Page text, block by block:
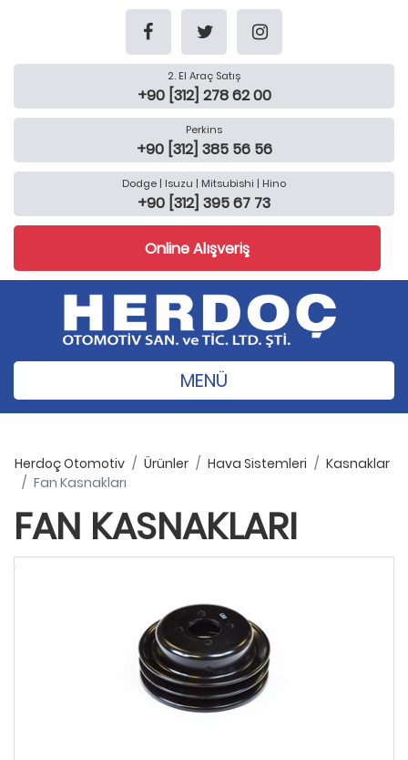
2. El Araç Satış
+90 [312] 278 62 00
Perkins
+90 [312] 385 56 56
Dodge | Isuzu | Mitsubishi | Hino
+90 [312] 395 67 73
Online Alışveriş
MENÜ
Herdoç Otomotiv Ürünler Hava Sistemleri
Kasnaklar
Fan Kasnakları
FAN KASNAKLARI